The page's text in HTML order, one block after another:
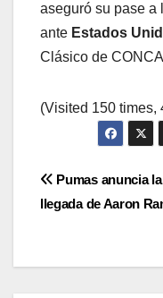
aseguró su pase a
ante Estados
Clásico de
(Visited 150 times,
de
entradas
Pumas anuncia la
llegada de Aaron